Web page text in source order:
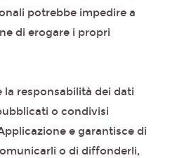
potrebbe impedire a
di erogare i propri
la responsabilità dei dati
o condivisi
e garantisce di
o di diffonderli,